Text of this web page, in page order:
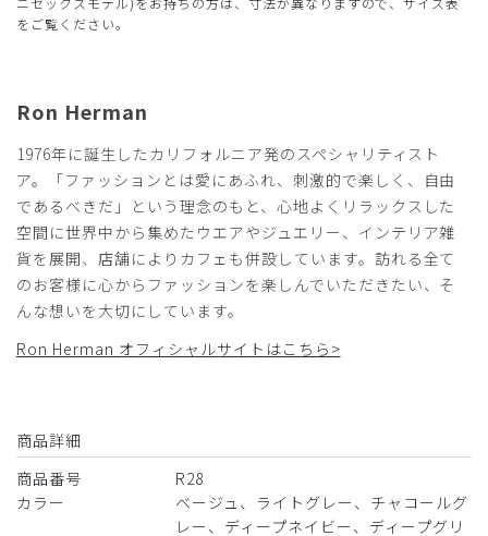
した。
サイズはちょうどよく、さっそく愛用しています。
商品：R28メンズ:Ron Herman スクラブパンツ/チャコ
役に立った 0
ダーマツ様
購入確認済み
2024-09-18
ロンハーマンスクラブ ディープネイビー
大変スタイリッシュで着心地も良く気に入ってくれました。
178センチ痩せ型で
上はM、下はLでちょうどいい感じでした。
をご覧ください。
Ron Herman
1976年に誕生したカリフォルニア発のスペシャリティスト
ア。「ファッションとは愛にあふれ、刺激的で楽しく、自由
であるべきだ」という理念のもと、心地よくリラックスした
空間に世界中から集めたウエアやジュエリー、インテリア雑
貨を展開、店舗によりカフェも併設しています。訪れる全て
のお客様に心からファッションを楽しんでいただきたい、そ
んな想いを大切にしています。
Ron Herman オフィシャルサイトはこちら>
商品詳細
商品番号
R28
カラー
ベージュ、ライトグレー、チャコールグ
レー、ディープネイビー、ディープグリ